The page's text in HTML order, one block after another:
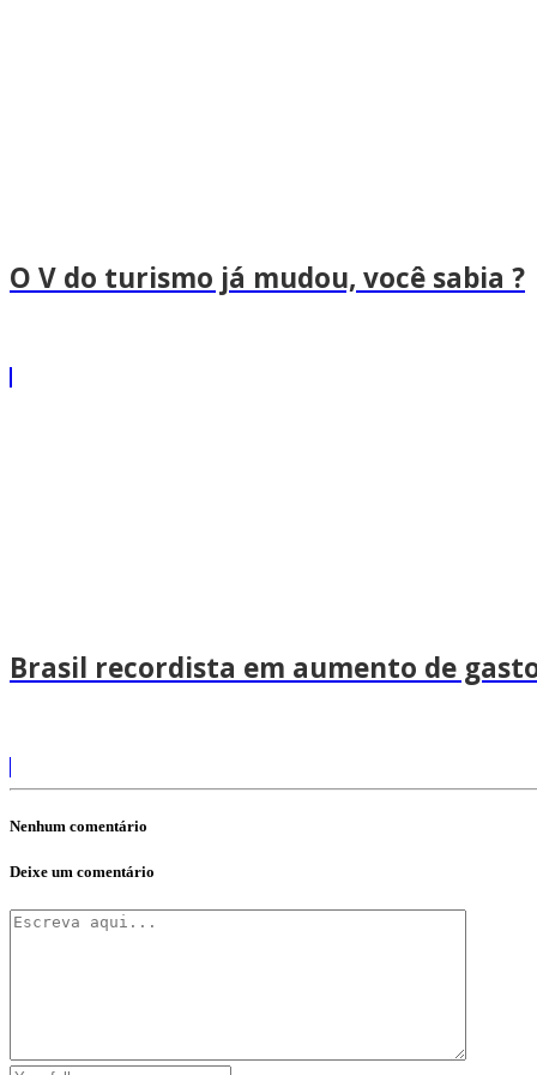
O V do turismo já mudou, você sabia ?
Brasil recordista em aumento de
Nenhum comentário
Deixe um comentário